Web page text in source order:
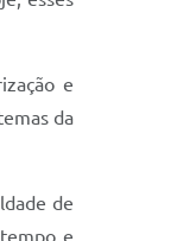
e
da
de
e